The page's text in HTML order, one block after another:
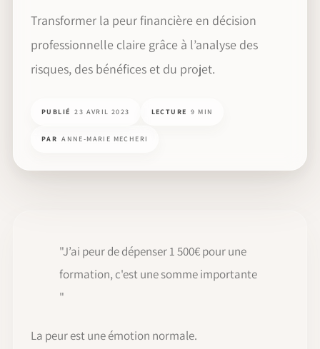
Transformer la peur financière en décision
professionnelle claire grâce à l’analyse des
risques, des bénéfices et du projet.
PUBLIÉ 23 AVRIL 2023 LECTURE 9 MIN
PAR ANNE-MARIE MECHERI
"J’ai peur de dépenser 1 500€ pour une
formation, c'est une somme importante
"
La peur est une émotion normale.